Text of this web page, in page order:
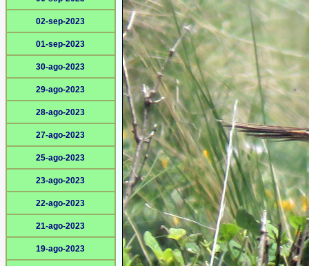
02-sep-2023
01-sep-2023
30-ago-2023
29-ago-2023
28-ago-2023
27-ago-2023
25-ago-2023
23-ago-2023
22-ago-2023
21-ago-2023
19-ago-2023